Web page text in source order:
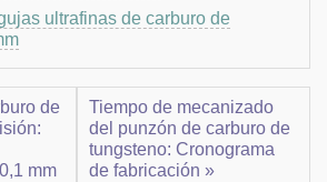
ultrafinas de carburo de
de
mm
Tiempo de mecanizado
del punzón de carburo de
tungsteno: Cronograma
de fabricación »